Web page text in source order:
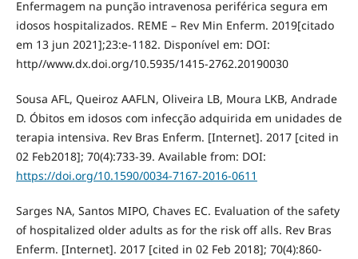
Enfermagem na punção intravenosa periférica segura em
idosos hospitalizados. REME – Rev Min Enferm. 2019[citado
em 13 jun 2021];23:e-1182. Disponível em: DOI:
http//www.dx.doi.org/10.5935/1415-2762.20190030
Sousa AFL, Queiroz AAFLN, Oliveira LB, Moura LKB, Andrade
D. Óbitos em idosos com infecção adquirida em unidades de
terapia intensiva. Rev Bras Enferm. [Internet]. 2017 [cited in
02 Feb2018]; 70(4):733-39. Available from: DOI:
https://doi.org/10.1590/0034-7167-2016-0611
Sarges NA, Santos MIPO, Chaves EC. Evaluation of the safety
of hospitalized older adults as for the risk off alls. Rev Bras
Enferm. [Internet]. 2017 [cited in 02 Feb 2018]; 70(4):860-